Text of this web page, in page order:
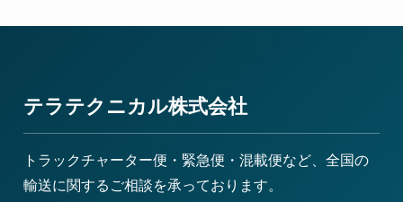
テラテクニカル株式会社
トラックチャーター便・緊急便・混載便など、全国の
輸送に関するご相談を承っております。